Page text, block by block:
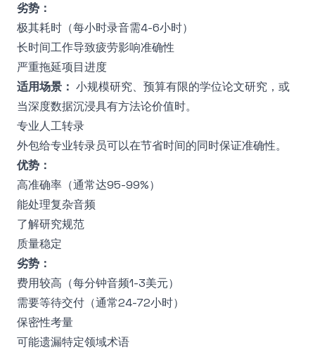
劣势：
极其耗时（每小时录音需4-6小时）
长时间工作导致疲劳影响准确性
严重拖延项目进度
适用场景： 小规模研究、预算有限的学位论文研究，或
当深度数据沉浸具有方法论价值时。
专业人工转录
外包给专业转录员可以在节省时间的同时保证准确性。
优势：
高准确率（通常达95-99%）
能处理复杂音频
了解研究规范
质量稳定
劣势：
费用较高（每分钟音频1-3美元）
需要等待交付（通常24-72小时）
保密性考量
可能遗漏特定领域术语